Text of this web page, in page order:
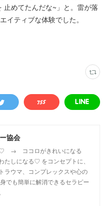
止めてたんだな~」と。雷が落
イティブな体験でした。
協会
♡ → ココロがきれいになる
になる♡ をコンセプトに、
ラウマ、コンプレックスや心の
でも簡単に解消できるセラピー